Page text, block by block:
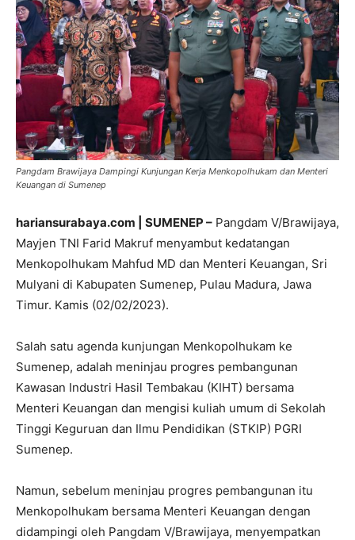
Pangdam Brawijaya Dampingi Kunjungan Kerja Menkopolhukam dan Menteri
Keuangan di Sumenep
hariansurabaya.com | SUMENEP – Pangdam V/Brawijaya,
Mayjen TNI Farid Makruf menyambut kedatangan
Menkopolhukam Mahfud MD dan Menteri Keuangan, Sri
Mulyani di Kabupaten Sumenep, Pulau Madura, Jawa
Timur. Kamis (02/02/2023).
Salah satu agenda kunjungan Menkopolhukam ke
Sumenep, adalah meninjau progres pembangunan
Kawasan Industri Hasil Tembakau (KIHT) bersama
Menteri Keuangan dan mengisi kuliah umum di Sekolah
Tinggi Keguruan dan Ilmu Pendidikan (STKIP) PGRI
Sumenep.
Namun, sebelum meninjau progres pembangunan itu
Menkopolhukam bersama Menteri Keuangan dengan
didampingi oleh Pangdam V/Brawijaya, menyempatkan